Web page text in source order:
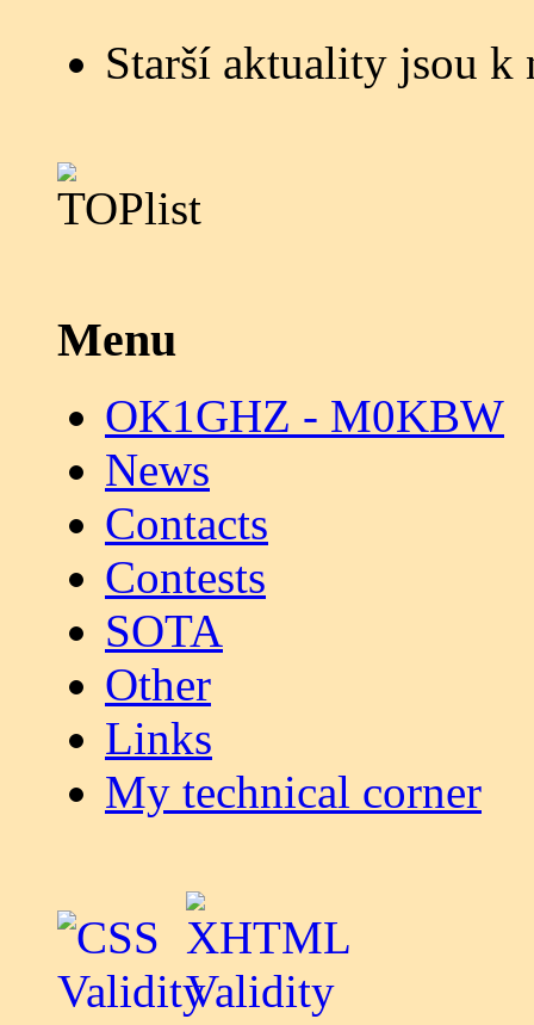
Starší aktuality jsou k
Menu
OK1GHZ - M0KBW
News
Contacts
Contests
SOTA
Other
Links
My technical corner